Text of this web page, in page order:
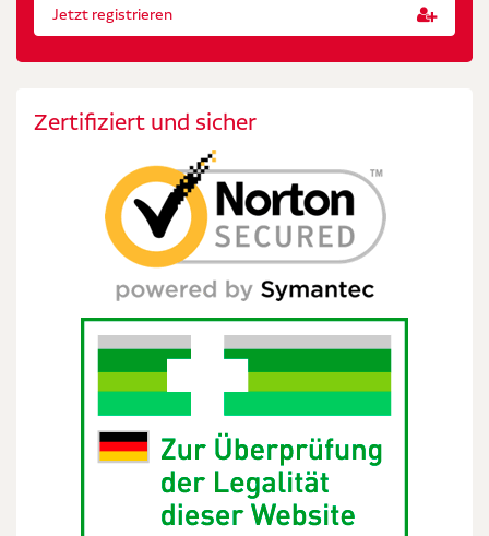
Jetzt registrieren
Zertifiziert und sicher